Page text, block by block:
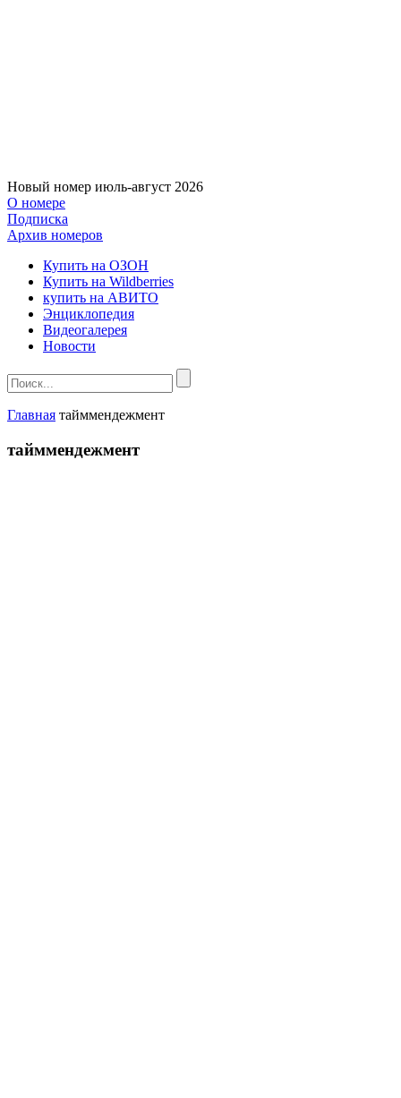
Новый номер июль-август 2026
О номере
Подписка
Архив номеров
Купить на ОЗОН
Купить на Wildberries
купить на АВИТО
Энциклопедия
Видеогалерея
Новости
Главная тайммендежмент
тайммендежмент